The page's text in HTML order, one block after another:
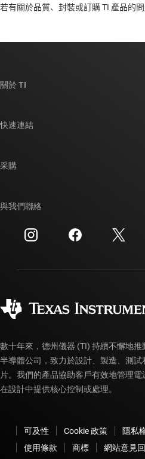
若有關於品質、封裝或訂購 TI 產品的
關於 TI
投資人關系
製造
快速連結
交互參考搜索
客戶支援中心
myTI 帳戶常見問題解答
采購
訂購 FAQ
與我們聯絡
數十年來，德州儀器 (TI) 持續不懈地
半導體公司，致力於設計、製造、測
片。我們的產品協助客戶有效地管理
在設計中提供核心控制或處理。
可及性 Cookie 政策 隱私
使用條款
商標 網站意見